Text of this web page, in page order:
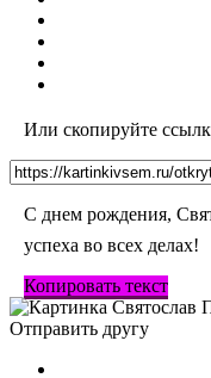
Или скопируйте
С днем рождения,
успеха во всех делах!
Копировать текст
Отправить другу